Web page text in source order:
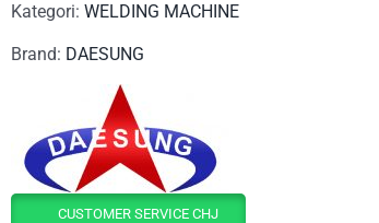
Kategori: WELDING MACHINE
Brand: DAESUNG
CUSTOMER SERVICE CHJ